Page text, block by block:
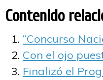
Contenido
“Concurso
Con el ojo
Finalizó el